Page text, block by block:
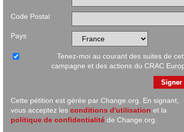
Code Postal
Pays
Tenez-moi au courant des suites de
campagne et des actions du CRAC
Cette pétition est gérée par Change.org. En signant,
vous acceptez les conditions d'utilisation et la
politique de confidentialité de Change.org.